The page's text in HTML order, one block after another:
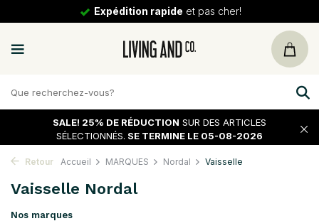
30 joursde tour
SALE! 25% DE RÉDUCTION SUR DES ARTICLES
SÉLECTIONNÉS. SE TERMINE LE 05-08-2026
Retour Accueil MARQUES Nordal Vaisselle
Vaisselle Nordal
Nos marques